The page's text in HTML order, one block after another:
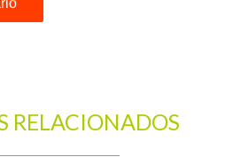
RELACIONADOS